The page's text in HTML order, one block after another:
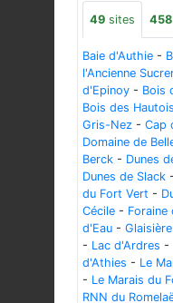
49 sites 458
Baie d'Authie -
l'Ancienne
d'Epinoy - Bois
Bois des
Gris-Nez - Cap
Domaine de
Berck - Dunes
Dunes de Slack -
du Fort Vert -
Cécile - Foraine
d'Eau -
- Lac d'Ardres -
d'Athies - Le
- Le Marais du
RNN du